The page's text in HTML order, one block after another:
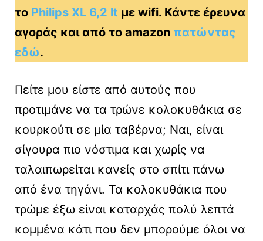
το Philips XL 6,2 lt με wifi. Κάντε έρευνα
αγοράς και από το amazon πατώντας
εδώ.
Πείτε μου είστε από αυτούς που
προτιμάνε να τα τρώνε κολοκυθάκια σε
κουρκούτι σε μία ταβέρνα; Ναι, είναι
σίγουρα πιο νόστιμα και χωρίς να
ταλαιπωρείται κανείς στο σπίτι πάνω
από ένα τηγάνι. Τα κολοκυθάκια που
τρώμε έξω είναι καταρχάς πολύ λεπτά
κομμένα κάτι που δεν μπορούμε όλοι να